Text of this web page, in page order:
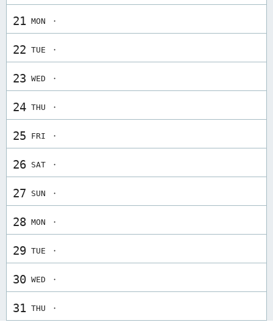
21 MON ・
22 TUE ・
23 WED ・
24 THU ・
25 FRI ・
26 SAT ・
27 SUN ・
28 MON ・
29 TUE ・
30 WED ・
31 THU ・